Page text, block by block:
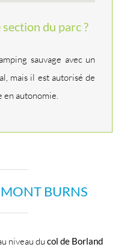
du parc ?
sauvage avec un
mais il est autorisé de
en autonomie.
BURNS
niveau du col de Borland